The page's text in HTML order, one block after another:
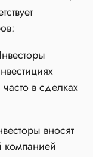
в сделках
вносят
компанией